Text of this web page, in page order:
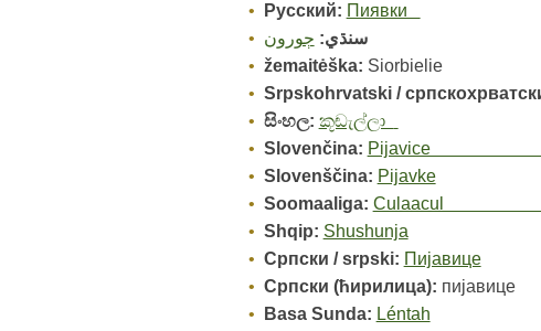
Pусский: Пиявки
سنڌي: ڄورون
žemaitėška: Siorbielie
Srpskohrvatski /
සිංහල: කූඬැල්ලා
Slovenčina: Pijavice
Slovenščina: Pijavke
Soomaaliga:
Shqip: Shushunja
Cрпски / srpski: Пијавице
Cрпски (ћирилица)‎: пијавице
Basa Sunda: Léntah